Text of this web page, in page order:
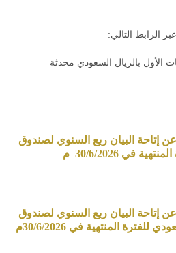
الرابط التالي:
بالريال السعودي محدثة
إتاحة البيان ربع السنوي لصندوق
في 30/6/2026 م
إتاحة البيان ربع السنوي لصندوق
المنتهية في 30/6/2026م